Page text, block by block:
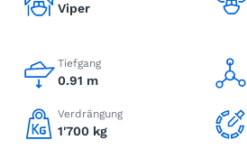
Viper
Tiefgang
0.91 m
Verdrängung
1'700 kg